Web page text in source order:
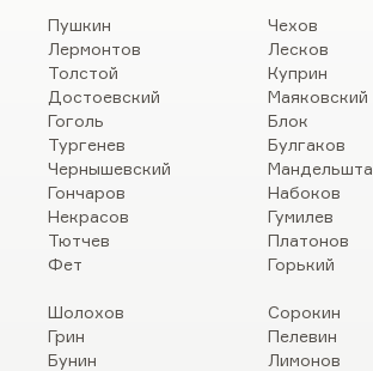
Пушкин
Лермонтов
Толстой
Достоевский
Гоголь
Тургенев
Чернышевский
Гончаров
Некрасов
Тютчев
Фет
Чехов
Лесков
Куприн
Маяковский
Блок
Булгаков
Набоков
Гумилев
Платонов
Горький
Шолохов
Грин
Бунин
Сорокин
Пелевин
Лимонов